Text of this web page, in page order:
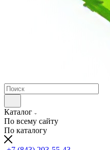
Каталог
По всему сайту
По каталогу